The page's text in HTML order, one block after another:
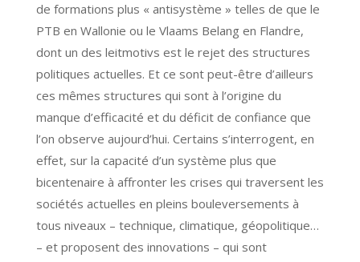
de formations plus « antisystème » telles de que le
PTB en Wallonie ou le Vlaams Belang en Flandre,
dont un des leitmotivs est le rejet des structures
politiques actuelles. Et ce sont peut-être d’ailleurs
ces mêmes structures qui sont à l’origine du
manque d’efficacité et du déficit de confiance que
l’on observe aujourd’hui. Certains s’interrogent, en
effet, sur la capacité d’un système plus que
bicentenaire à affronter les crises qui traversent les
sociétés actuelles en pleins bouleversements à
tous niveaux – technique, climatique, géopolitique…
– et proposent des innovations – qui sont